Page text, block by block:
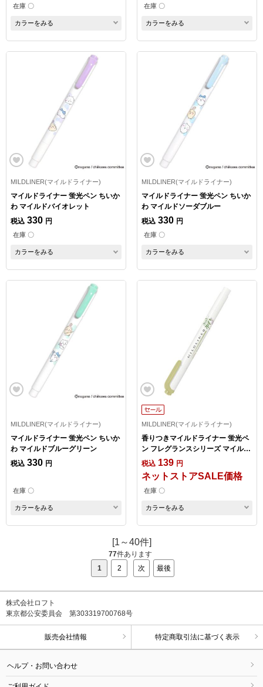
在庫 〇
カラーをみる
在庫 〇
カラーをみる
MILDLINER(マイルドライナー)
マイルドライナー 蛍光ペン ちいか
わ マイルドバイオレット
税込 330 円
在庫 〇
カラーをみる
MILDLINER(マイルドライナー)
マイルドライナー 蛍光ペン ちいか
わ マイルドソーダブルー
税込 330 円
在庫 〇
カラーをみる
MILDLINER(マイルドライナー)
マイルドライナー 蛍光ペン ちいか
わ マイルドブルーグリーン
税込 330 円
在庫 〇
カラーをみる
MILDLINER(マイルドライナー)
香りつきマイルドライナー 蛍光ペ
ン フレグランスシリーズ マイルド
オリーブ
税込 139 円
ネットストアSALE価格
在庫 〇
カラーをみる
[1～40件]
77件あります
1
2 次 最後
株式会社ロフト
東京都公安委員会 第303319700768号
販売会社情報 特定商取引法に基づく表示
ヘルプ・お問い合わせ